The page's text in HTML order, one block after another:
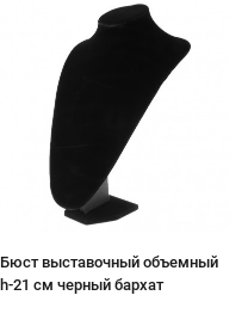
Бюст выставочный объемный
h-21 см черный бархат